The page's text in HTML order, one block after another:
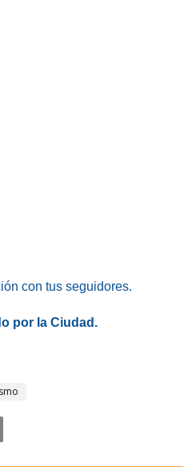
con tus seguidores.
por la Ciudad.